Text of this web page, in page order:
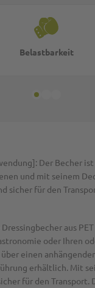
Belastbarkeit
Der Becher
und mit seinem
sicher für den
aus
oder Ihren
einen
erhältlich. Mit
für den Transport.